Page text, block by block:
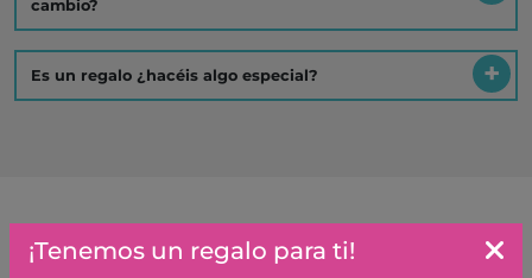
cambio?
Es un regalo ¿hacéis algo especial?
Artículos similares o que combinan
¡Tenemos un regalo para ti!